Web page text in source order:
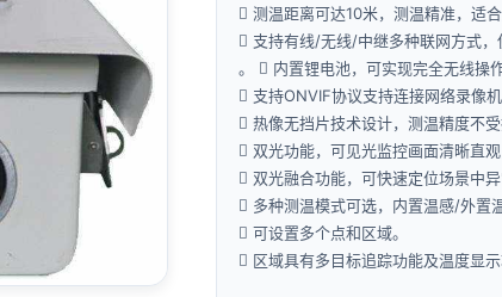
 测温距离可达10米，测温精准，适合
 支持有线/无线/中继多种联网方式，
。  内置锂电池，可实现完全无线操
 支持ONVIF协议支持连接网络录像
 热像无挡片技术设计，测温精度不受
 双光功能，可见光监控画面清晰直
 双光融合功能，可快速定位场景中异
 多种测温模式可选，内置温感/外置
 可设置多个点和区域。
 区域具有多目标追踪功能及温度显示